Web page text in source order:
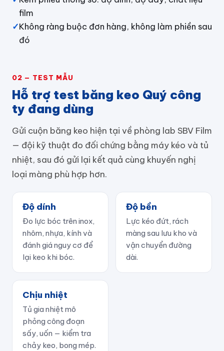
film
✓Không ràng buộc đơn hàng, không làm phiền sau
đó
02 — TEST MẪU
Hỗ trợ test băng keo Quý công
ty đang dùng
Gửi cuộn băng keo hiện tại về phòng lab SBV Film
— đội kỹ thuật đo đối chứng bằng máy kéo và tủ
nhiệt, sau đó gửi lại kết quả cùng khuyến nghị
loại màng phù hợp hơn.
Độ dính
Đo lực bóc trên inox,
nhôm, nhựa, kính và
đánh giá nguy cơ để
lại keo khi bóc.
Độ bền
Lực kéo đứt, rách
màng sau lưu kho và
vận chuyển đường
dài.
Chịu nhiệt
Tủ gia nhiệt mô
phỏng công đoạn
sấy, uốn — kiểm tra
chảy keo, bong mép.